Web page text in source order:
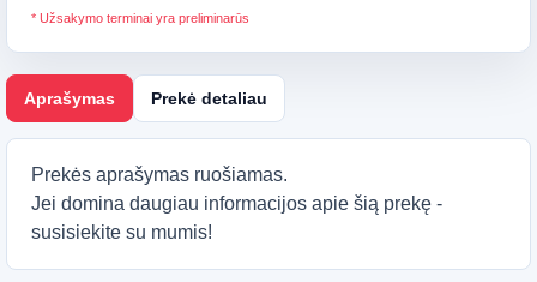
* Užsakymo terminai yra preliminarūs
Aprašymas Prekė detaliau
Prekės aprašymas ruošiamas.
Jei domina daugiau informacijos apie šią prekę -
susisiekite su mumis!